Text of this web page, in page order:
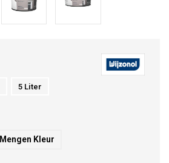
5 Liter
Mengen Kleur